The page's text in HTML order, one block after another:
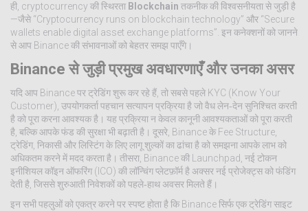
ही, cryptocurrency की स्थिरता Blockchain तकनीक की विश्वसनीयता से जुड़ी है
—जैसे “Cryptocurrency runs on blockchain technology” और “Secure
wallets enable digital asset exchange platforms”. इन कनेक्शनों को जानने
से आप Binance की संभावनाओं को बेहतर समझ पाएँगे।
Binance से जुड़ी प्रमुख अवधारणाएँ और उनका असर
यदि आप Binance पर ट्रेडिंग शुरू कर रहे हैं, तो सबसे पहले KYC (Know Your
Customer) उपयोगकर्ता पहचान सत्यापन प्रक्रिया है जो वैध लेन‑देन सुनिश्चित करती
हैको पूरा करना आवश्यक है। यह प्रक्रिया न केवल कानूनी आवश्यकताओं को पूरा करती
है, बल्कि आपके फंड की सुरक्षा भी बढ़ाती है। दूसरे, Binance के Fee Structure
ट्रेडिंग, निकासी और लिस्‍टिंग के लिए लागू शुल्कों का ढांचा हैको समझना आपके लाभ को
अधिकतम करने में मदद करता है। तीसरा, Binance की
Launchpad नई टोकन
इनीशियल कॉइन ऑफरिंग (ICO) की लॉन्चिंग प्लेटफ़ॉर्म है अक्सर नई प्रोजेक्ट्स को फंडिंग
देती है, जिससे शुरुआती निवेशकों को पहले‑हाथ अवसर मिलते हैं।
इन सभी पहलुओं को एकत्र करने पर स्पष्ट होता है कि Binance सिर्फ एक ट्रेडिंग साइट